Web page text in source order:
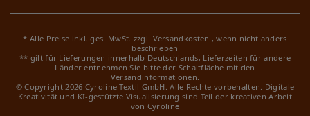
* Alle Preise inkl. ges. MwSt. zzgl. Versandkosten , wenn nicht anders
beschrieben
** gilt für Lieferungen innerhalb Deutschlands, Lieferzeiten für andere
Länder entnehmen Sie bitte der Schaltfläche mit den
Versandinformationen.
© Copyright 2026 Cyroline Textil GmbH. Alle Rechte vorbehalten. Digitale
Kreativität und KI-gestützte Visualisierung sind Teil der kreativen Arbeit
von Cyroline